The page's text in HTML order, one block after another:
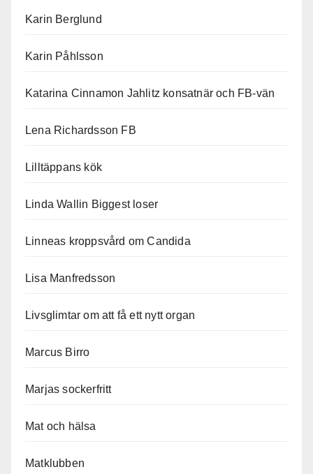
Karin Berglund
Karin Påhlsson
Katarina Cinnamon Jahlitz konsatnär och FB-vän
Lena Richardsson FB
Lilltäppans kök
Linda Wallin Biggest loser
Linneas kroppsvård om Candida
Lisa Manfredsson
Livsglimtar om att få ett nytt organ
Marcus Birro
Marjas sockerfritt
Mat och hälsa
Matklubben